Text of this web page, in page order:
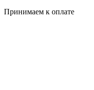
Принимаем к оплате